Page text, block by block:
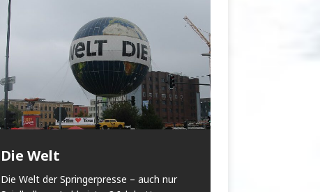
Die Welt
Die Welt der Springerpresse – auch nur